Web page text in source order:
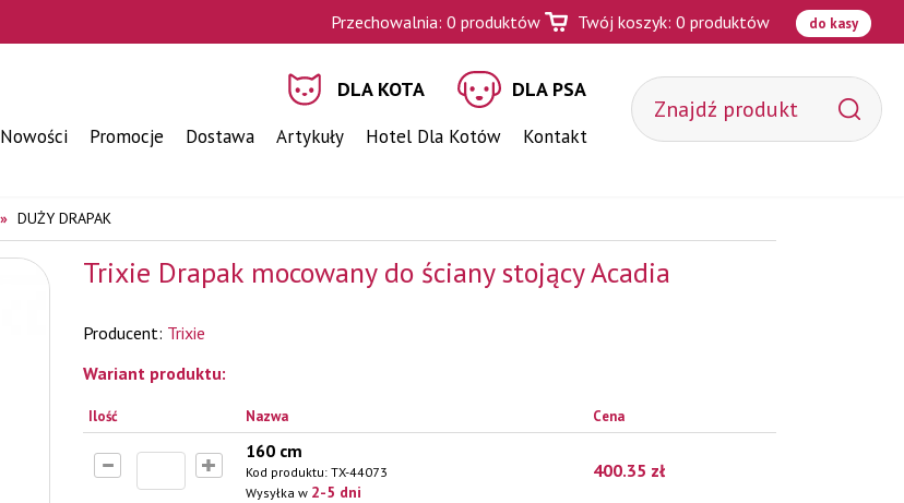
Przechowalnia: 0 produktów Twój koszyk: 0 produktów do kasy
DLA KOTA DLA PSA
Nowości Promocje Dostawa Artykuły Hotel Dla Kotów Kontakt
DUŻY DRAPAK
Trixie Drapak mocowany do ściany stojący Acadia
Producent: Trixie
Wariant produktu:
Ilość Nazwa Cena
160 cm
Kod produktu: TX-44073
Wysyłka w 2-5 dni
400.35 zł